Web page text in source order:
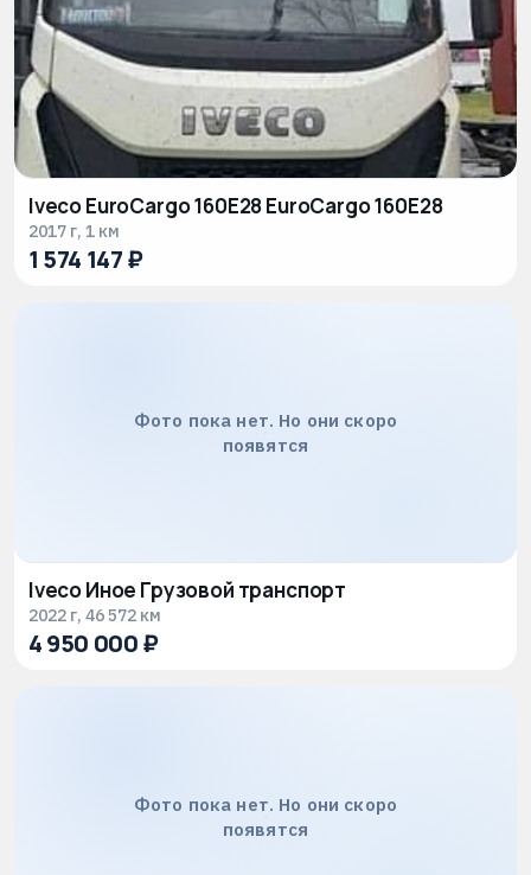
Iveco EuroCargo 160E28 EuroCargo 160E28
2017 г, 1 км
1 574 147 ₽
Фото пока нет. Но они скоро
появятся
Iveco Иное Грузовой транспорт
2022 г, 46 572 км
4 950 000 ₽
Фото пока нет. Но они скоро
появятся